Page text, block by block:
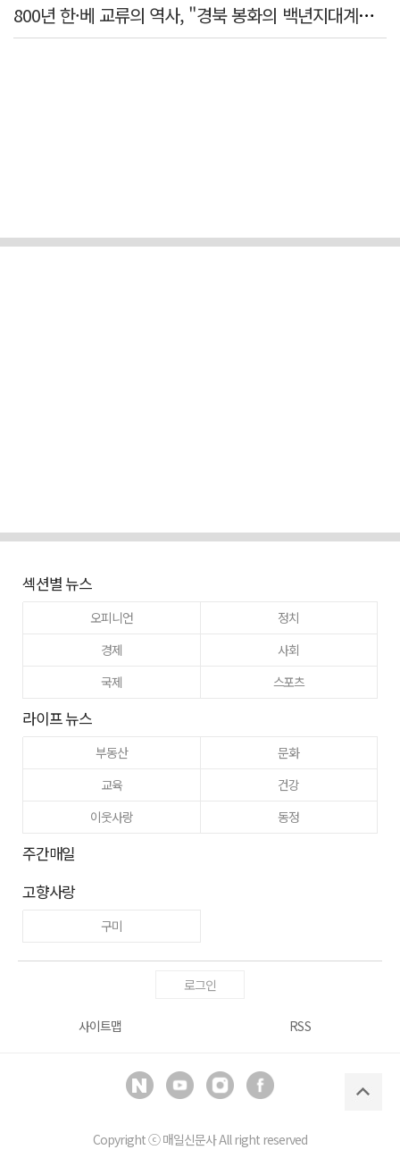
800년 한·베 교류의 역사, "경북 봉화의 백년지대계로 피어난다"
섹션별 뉴스
오피니언
정치
경제
사회
국제
스포츠
라이프 뉴스
부동산
문화
교육
건강
이웃사랑
동정
주간매일
고향사랑
구미
로그인
사이트맵 RSS
Copyright ⓒ매일신문사All right reserved